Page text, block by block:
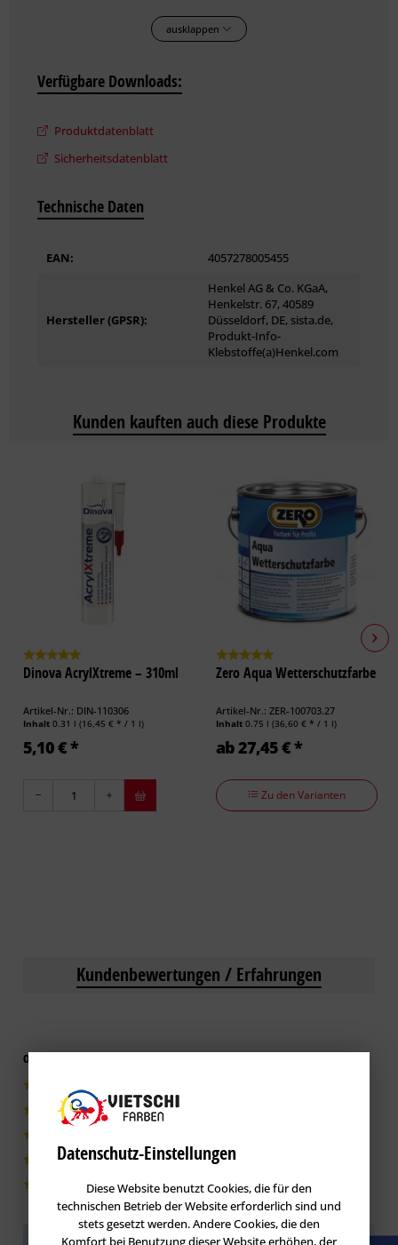
Emaille, Fliesen, glasierter Keramik, glatten Metallen, Hart-
Ab -5 °C Luft- und Kartuschentemperatur verarbeitbar
ausklappen
Verfügbare Downloads:
Produktdatenblatt
Sicherheitsdatenblatt
Technische Daten
EAN: 4057278005455
Hersteller (GPSR):
Henkel AG & Co. KGaA,
Henkelstr. 67, 40589
Düsseldorf, DE, sista.de,
Produkt-Info-
Klebstoffe(a)Henkel.com
Kunden kauften auch diese Produkte
Dinova AcrylXtreme – 310ml
Artikel-Nr.: DIN-110306
Inhalt 0.31 l (16,45 € * / 1 l)
5,10 € *
Zero Aqua Wetterschutzfarbe
Artikel-Nr.: ZER-100703.27
Inhalt 0.75 l (36,60 € * / 1 l)
ab 27,45 € *
Zu den Varianten
Kundenbewertungen / Erfahrungen
0 von 5 basieren auf 0 Bewertungen
0|0%
0|0%
Datenschutz-Einstellungen
Diese Website benutzt Cookies, die für den
technischen Betrieb der Website erforderlich sind und
stets gesetzt werden. Andere Cookies, die den
Komfort bei Benutzung dieser Website erhöhen, der